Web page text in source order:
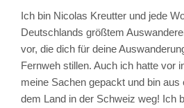
Ich bin Nicolas Kreutter und jede
Deutschlands größtem
vor, die dich für deine
Fernweh stillen. Auch ich hatte vor
meine Sachen gepackt und bin
dem Land in der Schweiz weg! Ich